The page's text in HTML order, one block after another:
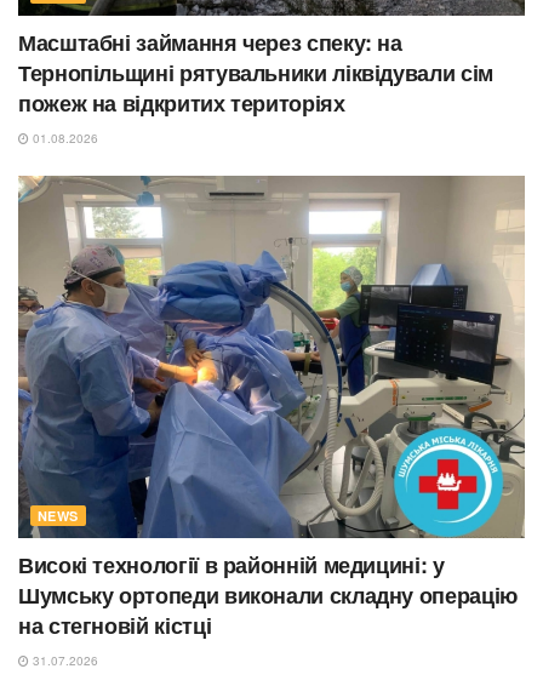
Масштабні займання через спеку: на
Тернопільщині рятувальники ліквідували сім
пожеж на відкритих територіях
01.08.2026
NEWS
Високі технології в районній медицині: у
Шумську ортопеди виконали складну операцію
на стегновій кістці
31.07.2026